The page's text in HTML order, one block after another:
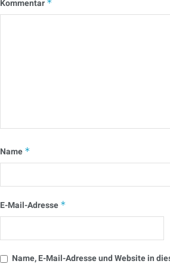
Kommentar *
Name *
E-Mail-Adresse *
Name, E-Mail-Adresse und Website in